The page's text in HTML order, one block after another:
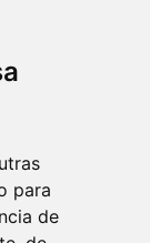
para
de